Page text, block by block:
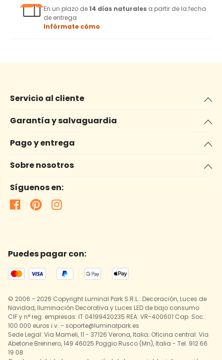
En un plazo de14 días naturales a partir de la fecha
de entrega
Infórmate cómo
Servicio al cliente
Garantía y salvaguardia
Pago y entrega
Sobre nosotros
Síguenos en:
Puedes pagar con:
© 2006 - 2026 Copyright Luminal Park S.R.L.: Decoración, Luces de
Navidad, Iluminación Decorativa y Luces LED de bajo consumo
CIF y n° reg. empresas: IT 04199420235 REA: VR-400601 Cap. Soc.:
100.000 euros i.v. - soporte@luminalpark.es
Sede Legal: Via Mameli, 11 - 37126 Verona, Italia; Oficina central: Via
Abetone Brennero, 149 46025 Poggio Rusco (Mn), Italia - Tel. 912 66
19 08